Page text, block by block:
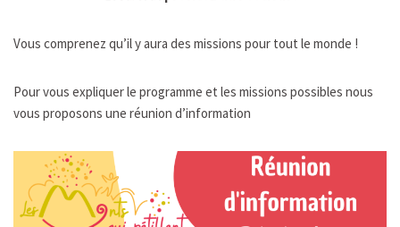
Vous comprenez qu’il y aura des missions pour tout le monde !
Pour vous expliquer le programme et les missions possibles nous
vous proposons une réunion d’information